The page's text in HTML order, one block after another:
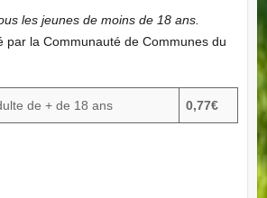
les jeunes de moins de 18 ans.
par la Communauté de Communes du
de + de 18 ans 0,77€